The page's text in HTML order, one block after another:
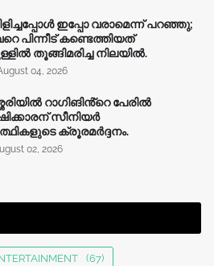
ഇപ്പോ വരാമെന്ന് പറഞ്ഞു;
പിന്നീട് കണ്ടെത്തിയത്
തൂങ്ങിമരിച്ച നിലയിൽ.
04, 2026
റാഗിങിൻ്റെ പേരിൽ
സീനിയർ
ക്രൂരമര്‍ദ്ദനം.
02, 2026
(67)